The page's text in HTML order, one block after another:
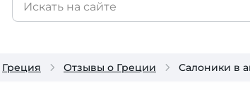
Греция Отзывы о Греции Салоники в